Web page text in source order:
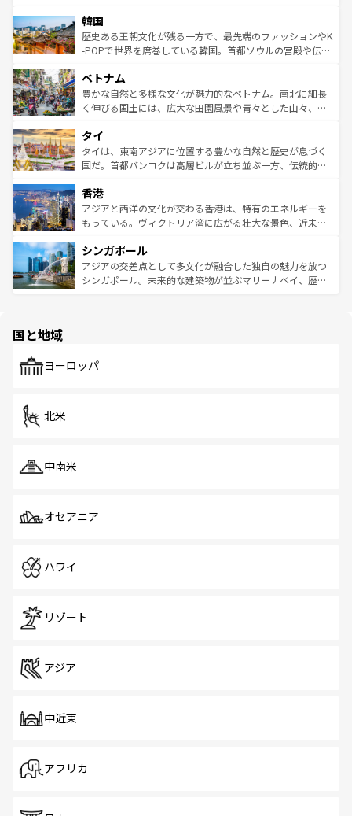
はコンテンツ一覧
いる。アクティビティも充実しており、サーフィンやダイ
ビング、ハイキングなど、アウトドア好きにはたまらな
い。オーストラリアの多彩な魅力を存分に味わいつくそ
参照してほしい。
ン）、静ひつな山岳地帯である台湾東部など、都市の喧騒
と山間の静けさが共存しており、訪れる人に新しい発見と
驚きをもたらしてくれる。また、奥深い台湾の食文化も魅
容にもいいと評判のスイーツなど、バラエティ豊かな料理
が味わえる。 なお、新着の台湾情報は コンテンツ一覧を参
照してほしい。
韓国
歴史ある王朝文化が残る一方で、最先端のファッションやK
-POPで世界を席巻している韓国。首都ソウルの宮殿や伝統
き、地方に足を延ばせば四季折々の自然美を楽しむことが
できる。そして、キムチや焼肉、絶品のストリートフード
まで、さまざまな韓国料理が待っている。夜には、韓国な
リティに包まれながら、韓国の多彩な魅力を心ゆくまで味
わってみてほしい。 なお、新着の韓国情報はコンテンツ一
覧を参照してほしい。
ベトナム
豊かな自然と多様な文化が魅力的なベトナム。南北に細長
く伸びる国土には、広大な田園風景や青々とした山々、世
急速な発展と共に伝統が息づく。ハノイの古い町並みやホ
ーチミン市のフランス統治時代の建物も、独特の雰囲気を
醸し出している。また、バラエティの豊かさとおいしさで
とつ。フォーやバインミー、ベトナムコーヒーなどは、ぜ
ひ現地で味わいたい。どの地域を訪れてもあたたかい人々
が旅行者を迎えてくれるので、きっと忘れられない旅にな
参照してほしい。
タイ
タイは、東南アジアに位置する豊かな自然と歴史が息づく
国だ。首都バンコクは高層ビルが立ち並ぶ一方、伝統的な
の活気が交差している。北部ではチェンマイなどの山岳地
帯で自然と触れ合い、南部ではプーケットやクラビの美し
いビーチでリゾート気分を楽しむことができる。タイ料理
激する。気候は一年中温暖で、どの季節にも異なる楽しみ
が待っている。親しみやすいタイの人々、仏教を中心とし
た文化、そして多様な観光資源が、訪れる旅人を魅了し続
香港
アジアと西洋の文化が交わる香港は、特有のエネルギーを
もっている。ヴィクトリア湾に広がる壮大な景色、近未来
み、どこを訪れても感動するはず。観光スポットが密集し
ており、効率よく見どころを回れるのも魅力。息をのむよ
うな絶景から文化的な体験まで、香港を存分に楽しみ尽く
シンガポール
アジアの交差点として多文化が融合した独自の魅力を放つ
シンガポール。未来的な建築物が並ぶマリーナベイ、歴史
で、ホーカーズは地元の風情を楽しめる外せないスポット
国と地域
ヨーロッパ
北米
中南米
オセアニア
ハワイ
リゾート
アジア
中近東
アフリカ